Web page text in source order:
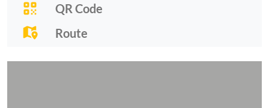
QR Code
Route